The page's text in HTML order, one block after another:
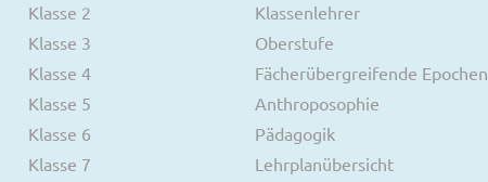
Klasse 2
Klasse 3
Klasse 4
Klasse 5
Klasse 6
Klasse 7
Klassenlehrer
Oberstufe
Fächerübergreifende Epochen
Anthroposophie
Pädagogik
Lehrplanübersicht